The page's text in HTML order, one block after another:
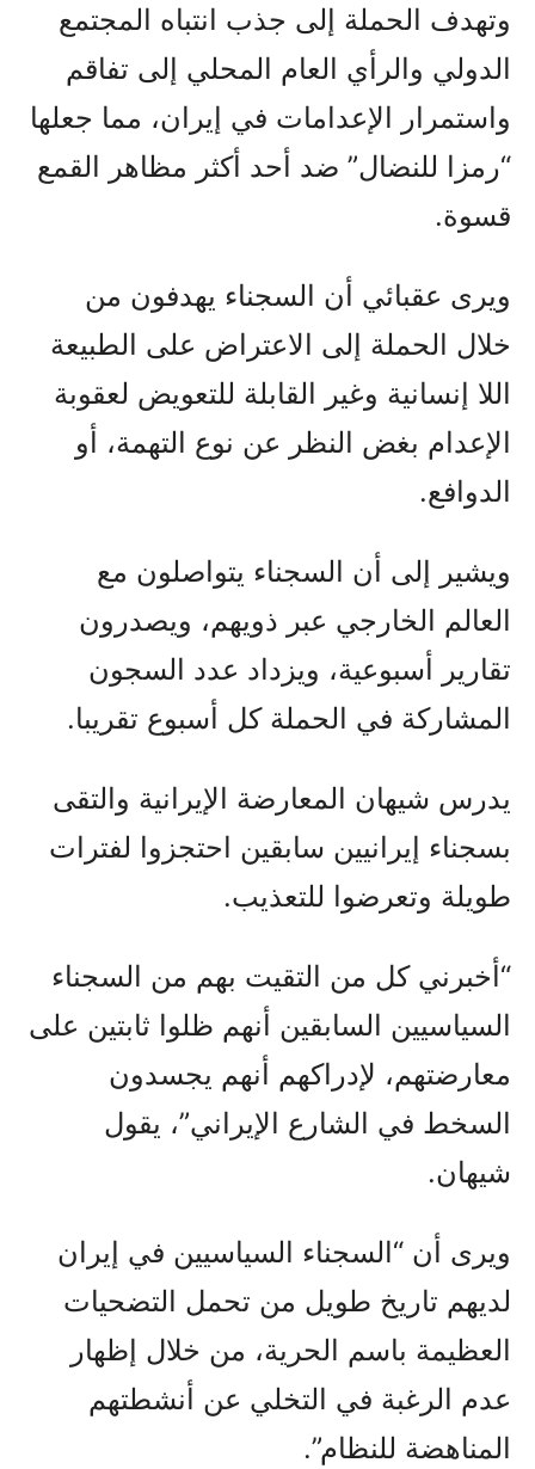
وتهدف الحملة إلى جذب انتباه المجتمع
الدولي والرأي العام المحلي إلى تفاقم
واستمرار الإعدامات في إيران، مما جعلها
“رمزا للنضال” ضد أحد أكثر مظاهر القمع
قسوة.
ويرى عقبائي أن السجناء يهدفون من
خلال الحملة إلى الاعتراض على الطبيعة
اللا إنسانية وغير القابلة للتعويض لعقوبة
الإعدام بغض النظر عن نوع التهمة، أو
الدوافع.
ويشير إلى أن السجناء يتواصلون مع
العالم الخارجي عبر ذويهم، ويصدرون
تقارير أسبوعية، ويزداد عدد السجون
المشاركة في الحملة كل أسبوع تقريبا.
يدرس شيهان المعارضة الإيرانية والتقى
بسجناء إيرانيين سابقين احتجزوا لفترات
طويلة وتعرضوا للتعذيب.
“أخبرني كل من التقيت بهم من السجناء
السياسيين السابقين أنهم ظلوا ثابتين على
معارضتهم، لإدراكهم أنهم يجسدون
السخط في الشارع الإيراني”، يقول
شيهان.
ويرى أن “السجناء السياسيين في إيران
لديهم تاريخ طويل من تحمل التضحيات
العظيمة باسم الحرية، من خلال إظهار
عدم الرغبة في التخلي عن أنشطتهم
المناهضة للنظام”.